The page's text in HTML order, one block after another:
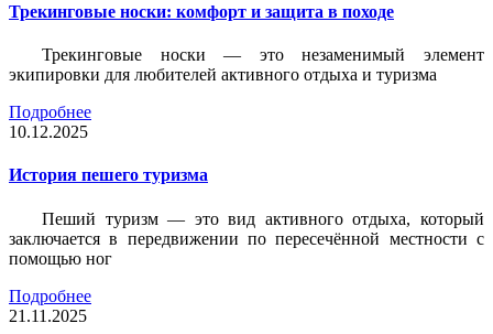
Трекинговые носки: комфорт и защита в походе
Трекинговые носки — это незаменимый элемент
экипировки для любителей активного отдыха и туризма
Подробнее
10.12.2025
История пешего туризма
Пеший туризм — это вид активного отдыха, который
заключается в передвижении по пересечённой местности с
помощью ног
Подробнее
21.11.2025